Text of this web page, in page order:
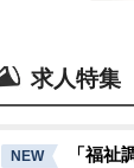
求人特集
NEW
「福祉